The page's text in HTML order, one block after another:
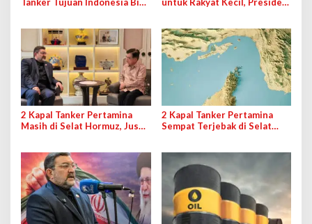
2 Kapal Tanker Pertamina
Masih di Selat Hormuz, Jusuf
2 Kapal Tanker Pertamina
Sempat Terjebak di Selat